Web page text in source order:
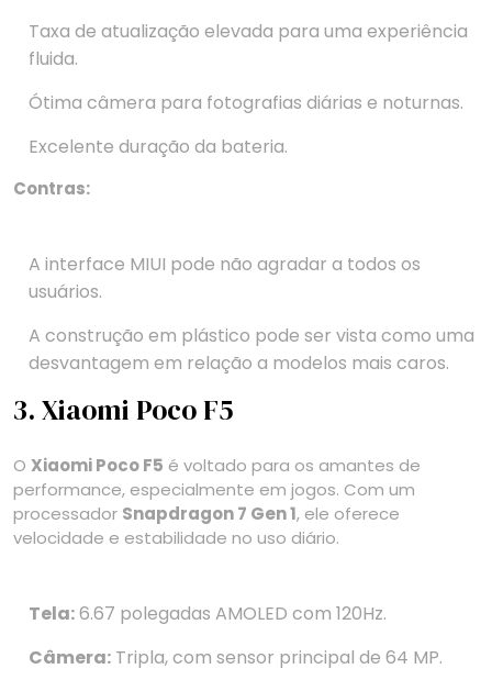
Taxa de atualização elevada para uma experiência
fluida.
Ótima câmera para fotografias diárias e noturnas.
Excelente duração da bateria.
Contras:
A interface MIUI pode não agradar a todos os
usuários.
A construção em plástico pode ser vista como uma
desvantagem em relação a modelos mais caros.
3. Xiaomi Poco F5
O Xiaomi Poco F5 é voltado para os amantes de
performance, especialmente em jogos. Com um
processador Snapdragon 7 Gen 1, ele oferece
velocidade e estabilidade no uso diário.
Tela:6.67 polegadas AMOLED com 120Hz.
Câmera: Tripla, com sensor principal de 64 MP.